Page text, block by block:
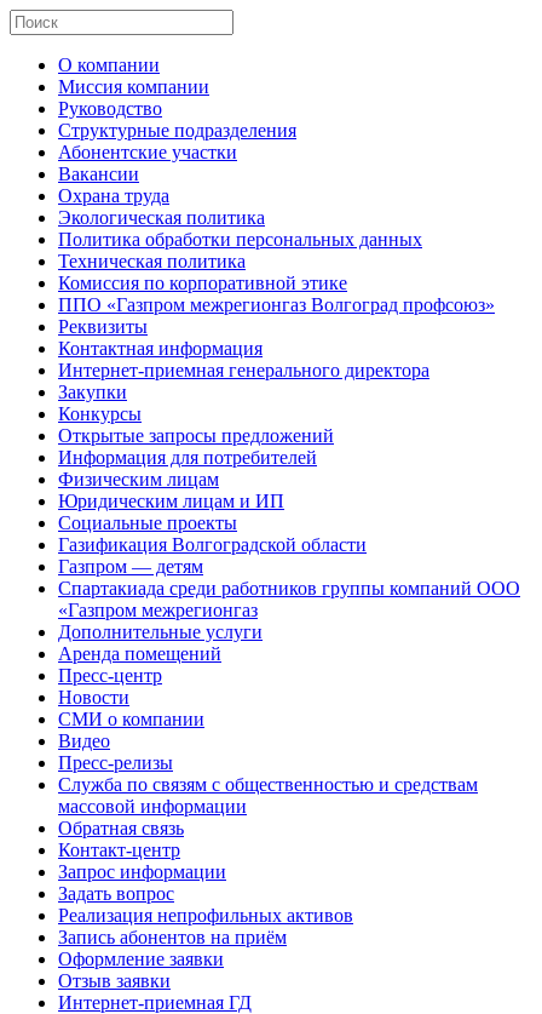
О компании
Миссия компании
Руководство
Структурные подразделения
Абонентские участки
Вакансии
Охрана труда
Экологическая политика
Политика обработки персональных данных
Техническая политика
Комиссия по корпоративной этике
ППО «Газпром межрегионгаз Волгоград профсоюз»
Реквизиты
Контактная информация
Интернет-приемная генерального директора
Закупки
Конкурсы
Открытые запросы предложений
Информация для потребителей
Физическим лицам
Юридическим лицам и ИП
Социальные проекты
Газификация Волгоградской области
Газпром — детям
Спартакиада среди работников группы компаний ООО
«Газпром межрегионгаз
Дополнительные услуги
Аренда помещений
Пресс-центр
Новости
СМИ о компании
Видео
Пресс-релизы
Служба по связям с общественностью и средствам
массовой информации
Обратная связь
Контакт-центр
Запрос информации
Задать вопрос
Реализация непрофильных активов
Запись абонентов на приём
Оформление заявки
Отзыв заявки
Интернет-приемная ГД